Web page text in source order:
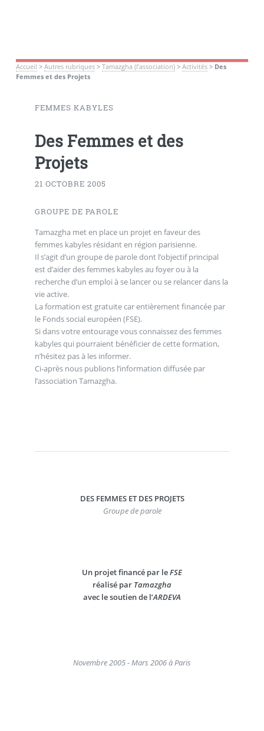
Accueil > Autres rubriques> Tamazgha (l’association)> Activités> Des
Femmes et des Projets
FEMMES KABYLES
Des Femmes et des
Projets
21 OCTOBRE 2005
GROUPE DE PAROLE
Tamazgha met en place un projet en faveur des
femmes kabyles résidant en région parisienne.
Il s’agit d’un groupe de parole dont l’objectif principal
est d’aider des femmes kabyles au foyer ou à la
recherche d’un emploi à se lancer ou se relancer dans la
vie active.
La formation est gratuite car entièrement financée par
le Fonds social européen (FSE).
Si dans votre entourage vous connaissez des femmes
kabyles qui pourraient bénéficier de cette formation,
n’hésitez pas à les informer.
Ci-après nous publions l’information diffusée par
l’association Tamazgha.
DES FEMMES ET DES PROJETS
Groupe de parole
Un projet financé par leFSE
réalisé par Tamazgha
avec le soutien de l’ARDEVA
Novembre 2005 - Mars 2006 à Paris